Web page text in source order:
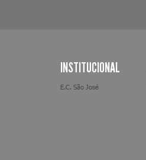
INSTITUCIONAL
E.C. São José